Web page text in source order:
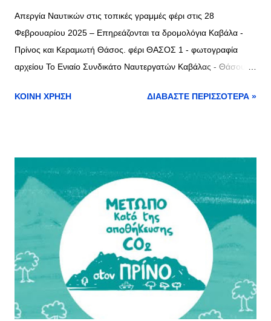
Απεργία Ναυτικών στις τοπικές γραμμές φέρι στις 28
Φεβρουαρίου 2025 – Επηρεάζονται τα δρομολόγια Καβάλα -
Πρίνος και Κεραμωτή Θάσος. φέρι ΘΑΣΟΣ 1 - φωτογραφία
αρχείου Το Ενιαίο Συνδικάτο Ναυτεργατών Καβάλας - Θάσου
- Πρίνος και Κεραμωτή - Θάσος) την Παρασκευή 28
γνωρίζουμε μέχρι τώρα 🔹 Η απεργία έχει προκηρυχθεί
πανελλαδικά για όλες τις κατηγορίες πλοίων. 🔹 Δεν υπάρχει
ακόμα σαφής εικόνα για τη πλήρη συμμετοχή των πληρωμάτων
στις τοπικές γραμμές. 🔹 Αναμένονται εξελίξεις την επόμενη
εβδομάδα σχετικά με τη στάση των ναυτεργατών και πιθανές
επιπτώσεις στα δρομολόγια. Θα υπάρξουν ακυρώσεις ή
τροποποιήσεις δρομολογίων; Προς το παρόν, δεν υπάρχει
επίσημη ενημέρωση από τις ναυτιλιακές εταιρείες για αλλαγές
στα δρομολόγια φέρι. Αν σχεδιάζετε μετακινήσεις στις...
ΚΟΙΝΉ ΧΡΉΣΗ ΔΙΑΒΆΣΤΕ ΠΕΡΙΣΣΌΤΕΡΑ »